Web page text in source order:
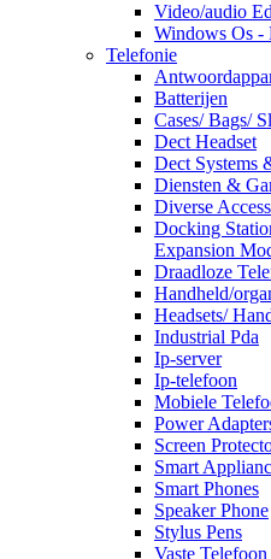
Video/audio
Windows Os -
Telefonie
Batterijen
Cases/ Bags/
Dect Headset
Dect Systems
Diensten &
Diverse
Docking
Expansion
Draadloze
Handheld/
Headsets/
Industrial Pda
Ip-server
Ip-telefoon
Mobiele
Power
Screen
Smart
Smart Phones
Speaker Phone
Stylus Pens
Vaste Telefoon